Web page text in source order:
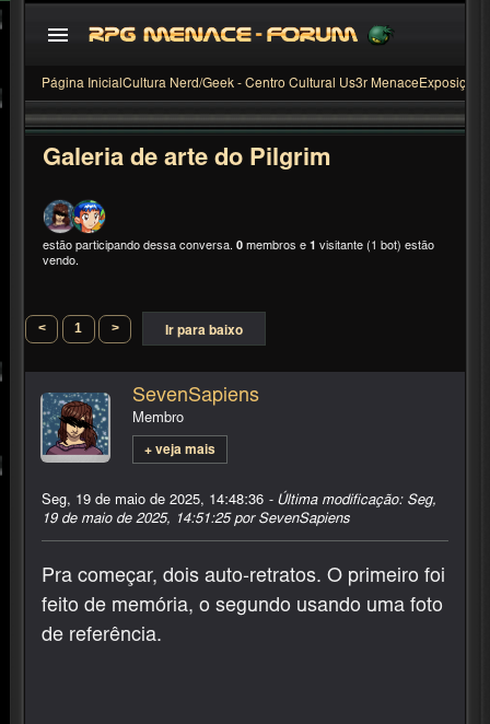
Página Inicial Cultura Nerd/Geek - Centro Cultural Us3r Menace Exposição
Galeria de arte do Pilgrim
estão participando dessa conversa. 0 membros e 1 visitante (1 bot) estão
vendo.
< 1 > Ir para baixo
SevenSapiens
Membro
+ veja mais
Seg, 19 de maio de 2025, 14:48:36 - Última modificação: Seg,
19 de maio de 2025, 14:51:25 por SevenSapiens
Pra começar, dois auto-retratos. O primeiro foi
feito de memória, o segundo usando uma foto
de referência.